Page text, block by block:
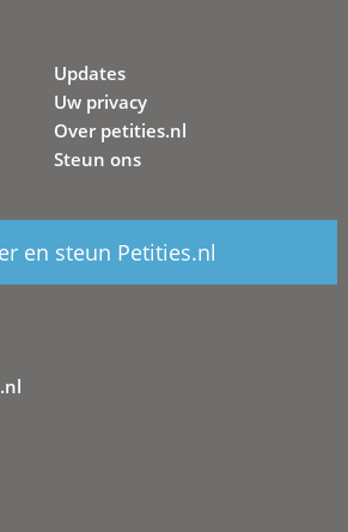
Updates
Uw privacy
Over petities.nl
Steun ons
en steun Petities.nl